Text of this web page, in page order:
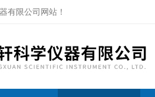
有限公司网站 ！